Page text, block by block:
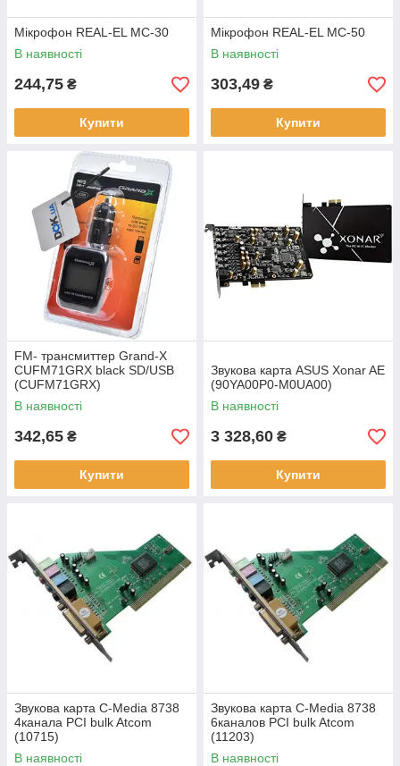
Мікрофон REAL-EL MC-30
В наявності
244,75 ₴
Купити
Мікрофон REAL-EL MC-50
В наявності
303,49 ₴
Купити
FM- трансмиттер Grand-X
CUFM71GRX black SD/USB
(CUFM71GRX)
В наявності
342,65 ₴
Купити
Звукова карта ASUS Xonar AE
(90YA00P0-M0UA00)
В наявності
3 328,60 ₴
Купити
Звукова карта C-Media 8738
4канала PCI bulk Atcom
(10715)
В наявності
Звукова карта C-Media 8738
6каналов PCI bulk Atcom
(11203)
В наявності